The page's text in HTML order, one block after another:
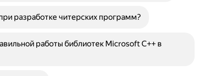
разработке читерских программ?
работы библиотек Microsoft C++ в